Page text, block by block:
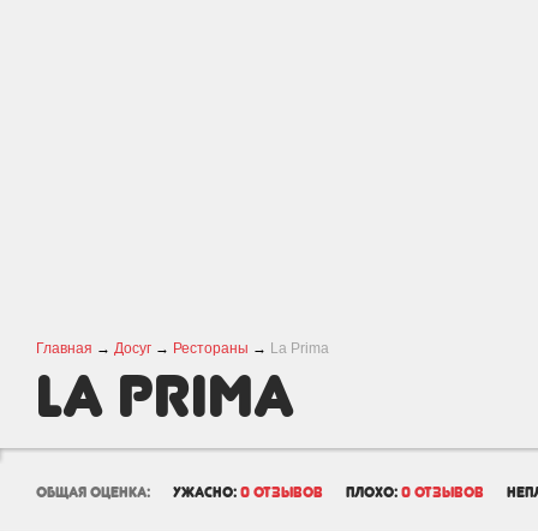
Главная → Досуг → Рестораны → La Prima
La Prima
общая оценка: ужасно: 0 отзывов плохо: 0 отзывов